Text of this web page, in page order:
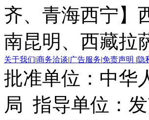
齐、青海西宁】
南昆明、西藏拉
关于我们|商务洽谈|广告服务|免责声明 |隐
批准单位：中华
局 指导单位：